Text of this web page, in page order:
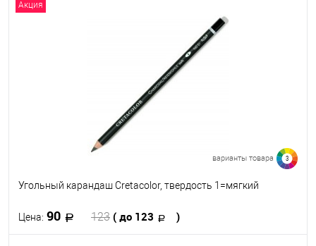
В наличии
Акция
варианты товара 3
Угольный карандаш Cretacolor, твердость 1=мягкий
Цена: 90 123 ( до 123 )